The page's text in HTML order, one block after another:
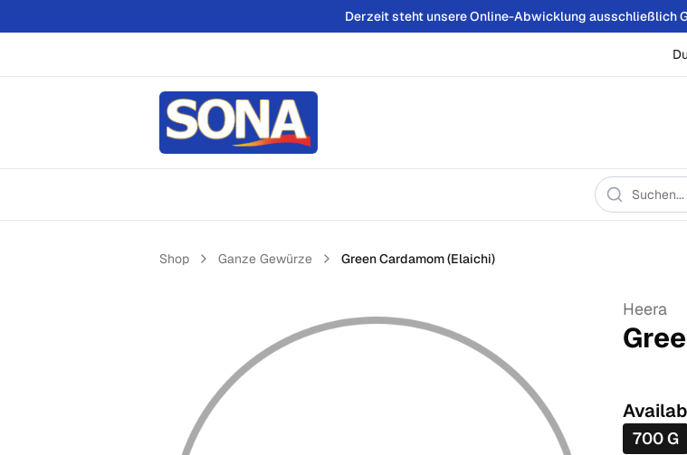
Derzeit steht unsere Online-Abwicklung ausschließlich
Shop Ganze Gewürze Green Cardamom (Elaichi)
Heera
700G